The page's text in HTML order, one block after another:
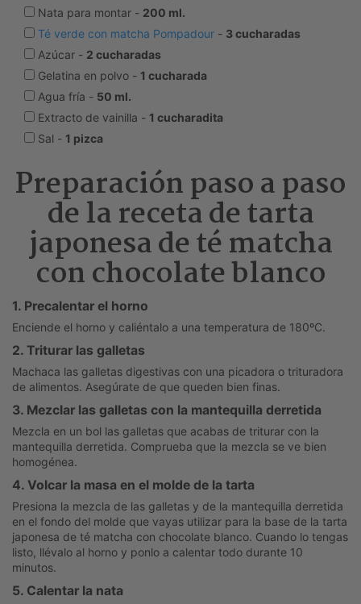
Nata para montar - 200 ml.
Té verde con matcha Pompadour - 3 cucharadas
Azúcar - 2 cucharadas
Gelatina en polvo - 1 cucharada
Agua fría - 50 ml.
Extracto de vainilla - 1 cucharadita
Sal - 1 pizca
Preparación paso a paso
de la receta de tarta
japonesa de té matcha
con chocolate blanco
1. Precalentar el horno
Enciende el horno y caliéntalo a una temperatura de 180ºC.
2. Triturar las galletas
Machaca las galletas digestivas con una picadora o trituradora
de alimentos. Asegúrate de que queden bien finas.
3. Mezclar las galletas con la mantequilla derretida
Mezcla en un bol las galletas que acabas de triturar con la
mantequilla derretida. Comprueba que la mezcla se ve bien
homogénea.
4. Volcar la masa en el molde de la tarta
Presiona la mezcla de las galletas y de la mantequilla derretida
en el fondo del molde que vayas utilizar para la base de la tarta
japonesa de té matcha con chocolate blanco. Cuando lo tengas
listo, llévalo al horno y ponlo a calentar todo durante 10
minutos.
5. Calentar la nata